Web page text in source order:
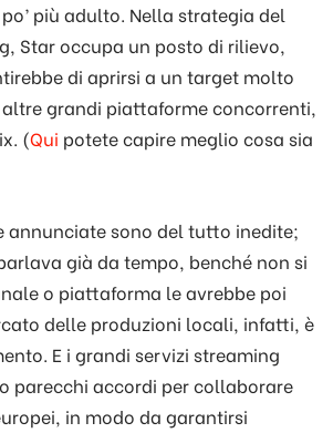
più adulto. Nella strategia del
Star occupa un posto di rilievo,
di aprirsi a un target molto
grandi piattaforme concorrenti,
(Qui potete capire meglio cosa sia
annunciate sono del tutto inedite;
già da tempo, benché non si
o piattaforma le avrebbe poi
delle produzioni locali, infatti, è
E i grandi servizi streaming
parecchi accordi per collaborare
in modo da garantirsi